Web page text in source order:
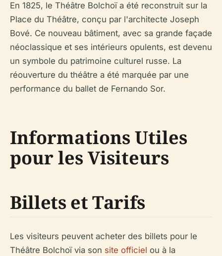
En 1825, le Théâtre Bolchoï a été reconstruit sur la
Place du Théâtre, conçu par l'architecte Joseph
Bové. Ce nouveau bâtiment, avec sa grande façade
néoclassique et ses intérieurs opulents, est devenu
un symbole du patrimoine culturel russe. La
réouverture du théâtre a été marquée par une
performance du ballet de Fernando Sor.
Informations Utiles
pour les Visiteurs
Billets et Tarifs
Les visiteurs peuvent acheter des billets pour le
Théâtre Bolchoï via son site officiel ou à la